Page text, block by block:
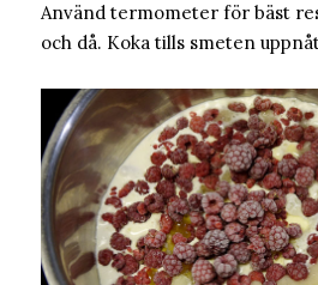
Använd termometer för bäst
och då. Koka tills smeten